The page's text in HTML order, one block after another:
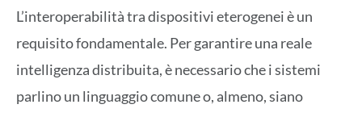
L’interoperabilità tra dispositivi eterogenei è un
requisito fondamentale. Per garantire una reale
intelligenza distribuita, è necessario che i sistemi
parlino un linguaggio comune o, almeno, siano